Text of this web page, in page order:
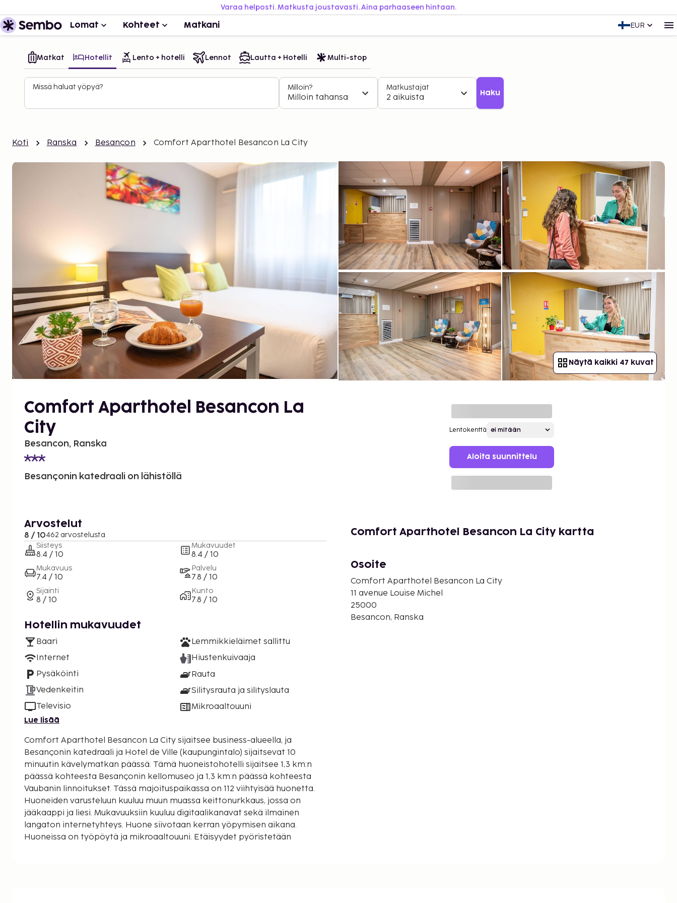
Varaa helposti. Matkusta joustavasti. Aina parhaaseen hintaan.
Lomat Kohteet Matkani EUR
Matkat Hotellit Lento + hotelli Lennot Lautta + Hotelli Multi-stop
Missä haluat yöpyä? Milloin?
Milloin tahansa
Matkustajat
2 aikuista Haku
Koti Ranska Besançon Comfort Aparthotel Besancon La City
Näytä kaikki 47 kuvat
Comfort Aparthotel Besancon La
City
Besancon, Ranska
Besançonin katedraali on lähistöllä
Lentokenttä
Aloita suunnittelu
Arvostelut
8 / 10462 arvostelusta
Siisteys
8.4 / 10
Mukavuus
7.4 / 10
Sijainti
8 / 10
Mukavuudet
8.4 / 10
Palvelu
7.8 / 10
Kunto
7.8 / 10
Hotellin mukavuudet
Baari
Internet
Pysäköinti
Vedenkeitin
Televisio
Lemmikkieläimet sallittu
Hiustenkuivaaja
Rauta
Silitysrauta ja silityslauta
Mikroaaltouuni
Lue lisää
Comfort Aparthotel Besancon La City sijaitsee business-alueella, ja
Besançonin katedraali ja Hotel de Ville (kaupungintalo) sijaitsevat 10
minuutin kävelymatkan päässä. Tämä huoneistohotelli sijaitsee 1,3 km:n
päässä kohteesta Besançonin kellomuseo ja 1,3 km:n päässä kohteesta
Vaubanin linnoitukset. Tässä majoituspaikassa on 112 viihtyisää huonetta.
Huoneiden varusteluun kuuluu muun muassa keittonurkkaus, jossa on
jääkaappi ja liesi. Mukavuuksiin kuuluu digitaalikanavat sekä ilmainen
langaton internetyhteys. Huone siivotaan kerran yöpymisen aikana.
Huoneissa on työpöytä ja mikroaaltouuni. Etäisyydet pyöristetään
Comfort Aparthotel Besancon La City kartta
Osoite
Comfort Aparthotel Besancon La City
11 avenue Louise Michel
25000
Besancon, Ranska